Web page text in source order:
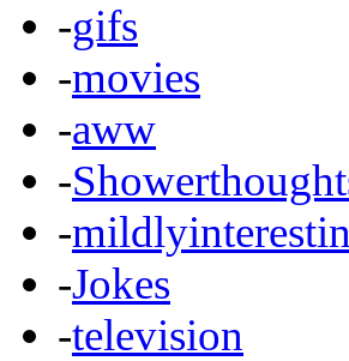
-gifs
-movies
-aww
-
-
-Jokes
-television